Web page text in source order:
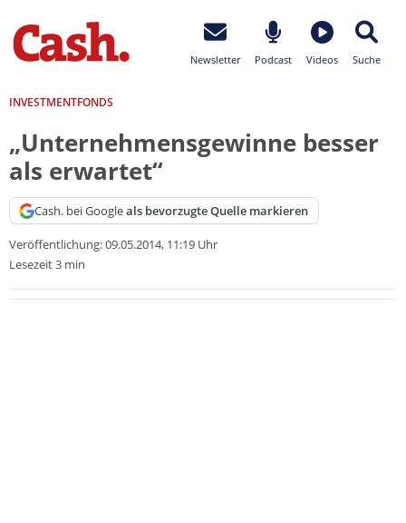
Newsletter Podcast Videos Suche
INVESTMENTFONDS
„Unternehmensgewinne besser
als erwartet“
Cash. bei Googleals bevorzugte Quelle markieren
Veröffentlichung:09.05.2014, 11:19 Uhr
Lesezeit 3 min